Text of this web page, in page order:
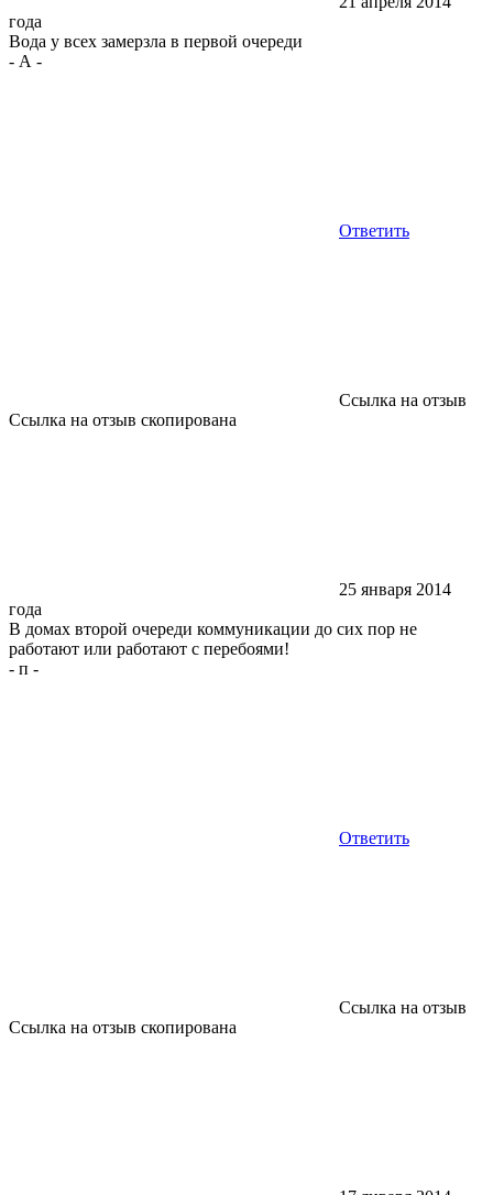
года
Вода у всех замерзла в первой очереди
- А -
Ответить
Ссылка на отзыв
Ссылка на отзыв скопирована
25 января 2014
года
В домах второй очереди коммуникации до сих пор не
работают или работают с перебоями!
- п -
Ответить
Ссылка на отзыв
Ссылка на отзыв скопирована